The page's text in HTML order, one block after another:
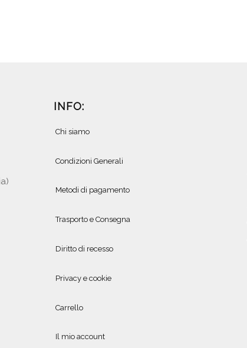
INFO:
Chi siamo
Condizioni Generali
Metodi di pagamento
Trasporto e Consegna
Diritto di recesso
Privacy e cookie
Carrello
Il mio account